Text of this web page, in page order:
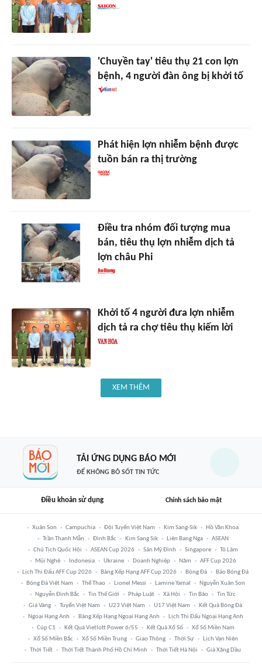
'Chuyền tay' tiêu thụ 21 con lợn
bệnh, 4 người đàn ông bị khởi tố
Phát hiện lợn nhiễm bệnh được
tuồn bán ra thị trường
Điều tra nhóm đối tượng mua
bán, tiêu thụ lợn nhiễm dịch tả
lợn châu Phi
Khởi tố 4 người đưa lợn nhiễm
dịch tả ra chợ tiêu thụ kiếm lời
XEM THÊM
TẢI ỨNG DỤNG BÁO MỚI
ĐỂ KHÔNG BỎ SÓT TIN TỨC
Điều khoản sử dụng Chính sách bảo mật
Xuân Son Campuchia Đội Tuyển Việt Nam Kim Sang-Sik
Hồ Văn Khoa
Trần Thanh Mẫn
Đình Bắc Kim Sang Sik Liên Bang Nga
ASEAN
Chủ Tịch Quốc Hội
ASEAN Cup 2026 Sân Mỹ Đình Singapore
Tô Lâm
Mũi Nghê
Indonesia Ukraine Doanh Nghiệp Năm
AFF Cup 2026
Lịch Thi Đấu AFF Cup 2026
Bảng Xếp Hạng AFF Cup 2026 Bóng Đá
Báo Bóng Đá
Bóng Đá Việt Nam
Thể Thao Lionel Messi Lamine Yamal
Nguyễn Xuân Son
Nguyễn Đình Bắc
Tin Thế Giới Pháp Luật Xã Hội Tin Bão
Tin Tức
Giá Vàng
Tuyển Việt Nam U23 Việt Nam U17 Việt Nam
Kết Quả Bóng Đá
Ngoại Hạng Anh
Bảng Xếp Hạng Ngoại Hạng Anh
Lịch Thi Đấu Ngoại Hạng Anh
Cúp C1
Kết Quả Vietlott Power 6/55 Kết Quả Xổ Số
Xổ Số Miền Nam
Xổ Số Miền Bắc
Xổ Số Miền Trung Giao Thông Thời Sự
Lịch Vạn Niên
Thời Tiết
Thời Tiết Thành Phố Hồ Chí Minh Thời Tiết Hà Nội Giá Xăng Dầu